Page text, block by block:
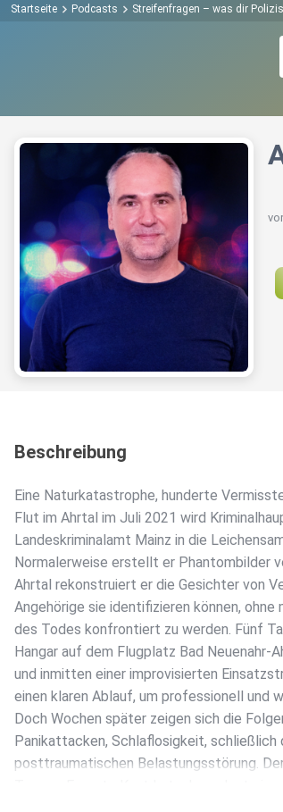
Startseite Podcasts Streifenfragen – was dir
Beschreibung
Eine Naturkatastrophe, hunderte
Flut im Ahrtal im Juli 2021 wird
Landeskriminalamt Mainz in die
Normalerweise erstellt er Phantombilder
Ahrtal rekonstruiert er die Gesichter von
Angehörige sie identifizieren können, ohne
des Todes konfrontiert zu werden. Fünf
Hangar auf dem Flugplatz Bad Neuenahr-
und inmitten einer improvisierten
einen klaren Ablauf, um professionell und
Doch Wochen später zeigen sich die
Panikattacken, Schlaflosigkeit, schließlich
posttraumatischen Belastungsstörung.